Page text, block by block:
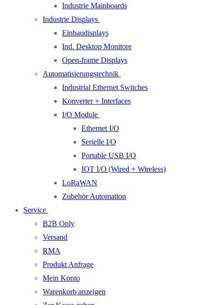
Industrie Mainboards
Industrie Displays
Einbaudisplays
Ind. Desktop Monitore
Open-frame Displays
Automatisierungstechnik
Industrial Ethernet Switches
Konverter + Interfaces
I/O Module
Ethernet I/O
Serielle I/O
Portable USB I/O
IOT I/O (Wired + Wireless)
LoRaWAN
Zubehör Automation
Service
B2B Only
Versand
RMA
Produkt Anfrage
Mein Konto
Warenkorb anzeigen